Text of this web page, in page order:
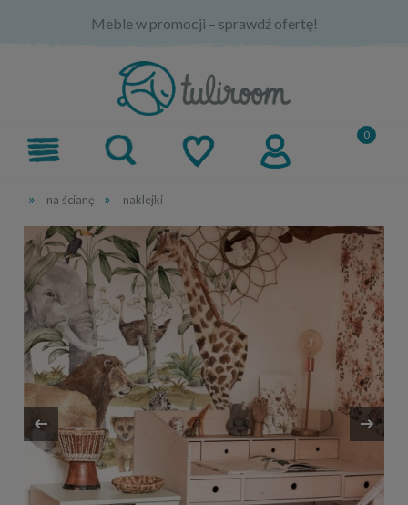
Meble w promocji – sprawdź ofertę!
» na ścianę » naklejki